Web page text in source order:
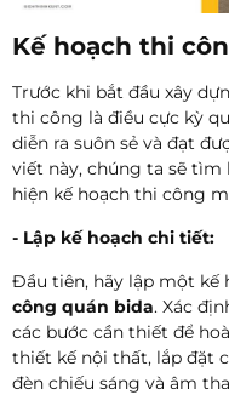
Kế hoạch thi
Trước khi bắt đầu xây
thi công là điều cực kỳ
diễn ra suôn sẻ và đạt
viết này, chúng ta sẽ tìm
hiện kế hoạch thi công
- Lập kế hoạch chi tiết:
Đầu tiên, hãy lập một kế
công quán bida. Xác
các bước cần thiết để
thiết kế nội thất, lắp đặt
đèn chiếu sáng và âm